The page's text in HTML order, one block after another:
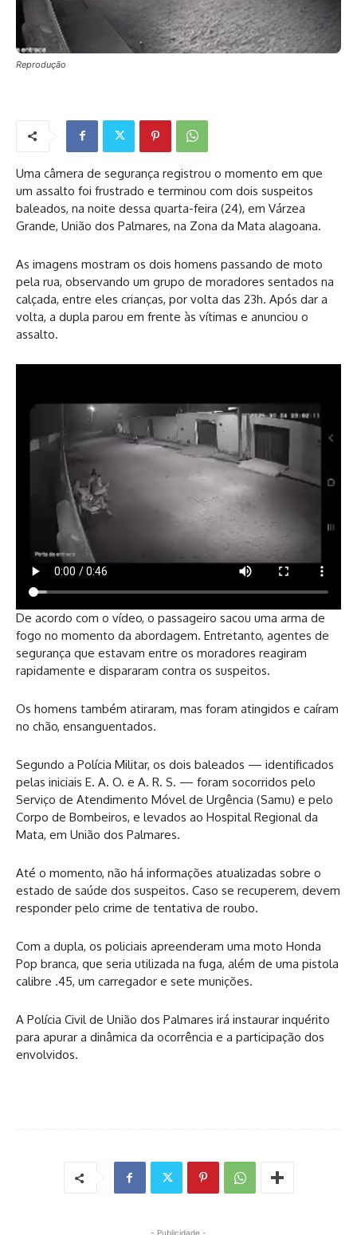
Reprodução
Uma câmera de segurança registrou o momento em que
um assalto foi frustrado e terminou com dois suspeitos
baleados, na noite dessa quarta-feira (24), em Várzea
Grande, União dos Palmares, na Zona da Mata alagoana.
As imagens mostram os dois homens passando de moto
pela rua, observando um grupo de moradores sentados na
calçada, entre eles crianças, por volta das 23h. Após dar a
volta, a dupla parou em frente às vítimas e anunciou o
assalto.
De acordo com o vídeo, o passageiro sacou uma arma de
fogo no momento da abordagem. Entretanto, agentes de
segurança que estavam entre os moradores reagiram
rapidamente e dispararam contra os suspeitos.
Os homens também atiraram, mas foram atingidos e caíram
no chão, ensanguentados.
Segundo a Polícia Militar, os dois baleados — identificados
pelas iniciais E. A. O. e A. R. S. — foram socorridos pelo
Serviço de Atendimento Móvel de Urgência (Samu) e pelo
Corpo de Bombeiros, e levados ao Hospital Regional da
Mata, em União dos Palmares.
Até o momento, não há informações atualizadas sobre o
estado de saúde dos suspeitos. Caso se recuperem, devem
responder pelo crime de tentativa de roubo.
Com a dupla, os policiais apreenderam uma moto Honda
Pop branca, que seria utilizada na fuga, além de uma pistola
calibre .45, um carregador e sete munições.
A Polícia Civil de União dos Palmares irá instaurar inquérito
para apurar a dinâmica da ocorrência e a participação dos
envolvidos.
- Publicidade -